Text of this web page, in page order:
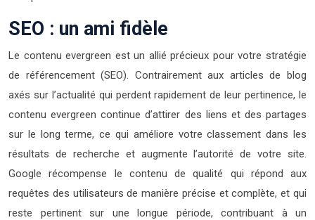
SEO : un ami fidèle
Le contenu evergreen est un allié précieux pour votre stratégie
de référencement (SEO). Contrairement aux articles de blog
axés sur l’actualité qui perdent rapidement de leur pertinence, le
contenu evergreen continue d’attirer des liens et des partages
sur le long terme, ce qui améliore votre classement dans les
résultats de recherche et augmente l’autorité de votre site.
Google récompense le contenu de qualité qui répond aux
requêtes des utilisateurs de manière précise et complète, et qui
reste pertinent sur une longue période, contribuant à un